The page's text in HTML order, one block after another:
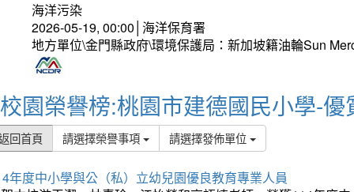
海洋污染
2026-05-19, 00:00│海洋保育署
地方單位\金門縣政府\環境保護局：新加坡籍油輪Sun
校園榮譽榜:桃園市建德國民小學-優
回首頁 請選擇榮譽事項 請選擇發佈單位
年度中小學與公（私）立幼兒園優良教育專業人員